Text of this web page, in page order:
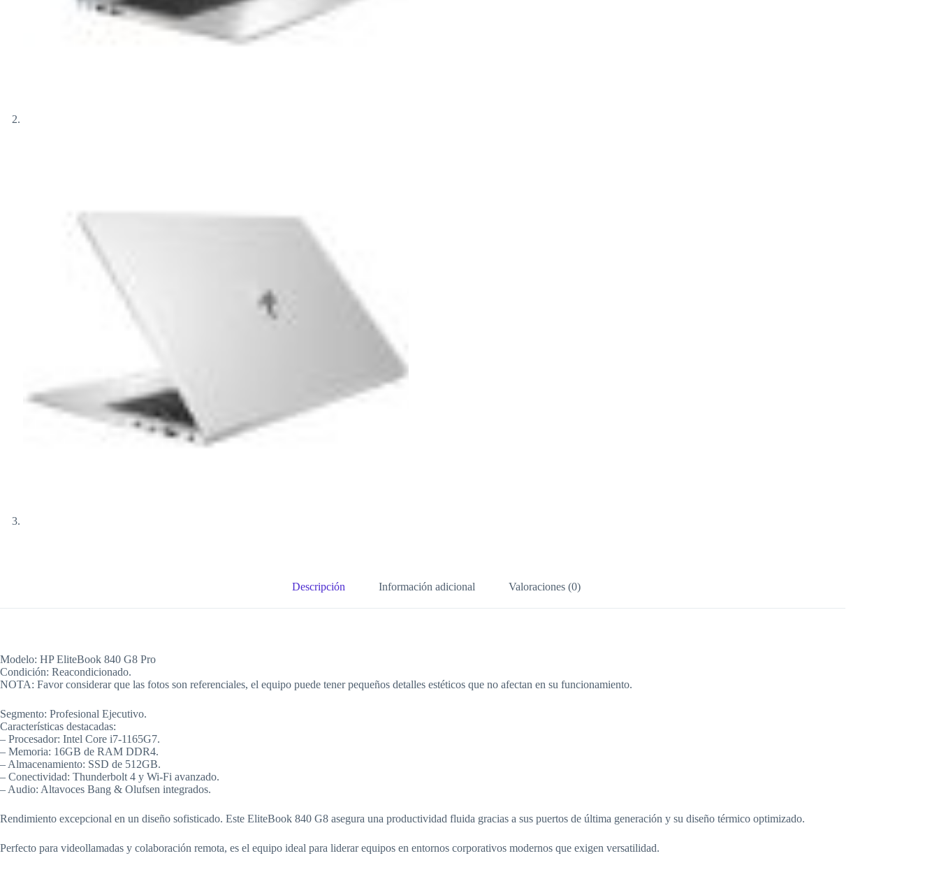
Descripción Información adicional Valoraciones (0)
Modelo: HP EliteBook 840 G8 Pro
Condición: Reacondicionado.
NOTA: Favor considerar que las fotos son referenciales, el equipo puede tener pequeños detalles estéticos que no afectan en su funcionamiento.
Segmento: Profesional Ejecutivo.
Características destacadas:
– Procesador: Intel Core i7-1165G7.
– Memoria: 16GB de RAM DDR4.
– Almacenamiento: SSD de 512GB.
– Conectividad: Thunderbolt 4 y Wi-Fi avanzado.
– Audio: Altavoces Bang & Olufsen integrados.
Rendimiento excepcional en un diseño sofisticado. Este EliteBook 840 G8 asegura una productividad fluida gracias a sus puertos de última generación y su diseño térmico optimizado.
Perfecto para videollamadas y colaboración remota, es el equipo ideal para liderar equipos en entornos corporativos modernos que exigen versatilidad.